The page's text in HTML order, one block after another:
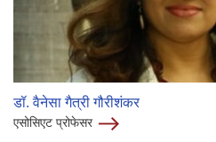
डॉ. वैनेसा गैत्री गौरीशंकर
एसोसिएट प्रोफेसर